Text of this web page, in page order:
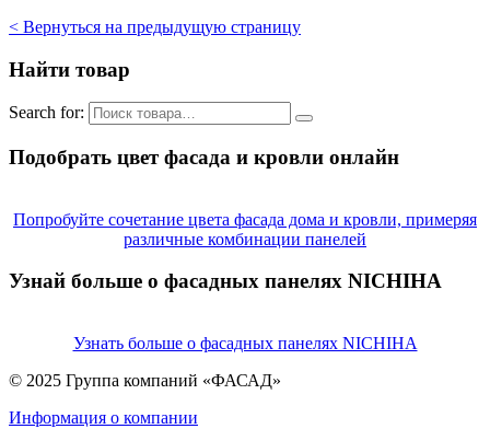
< Вернуться на предыдущую страницу
Найти товар
Search for:
Подобрать цвет фасада и кровли онлайн
Попробуйте сочетание цвета фасада дома и кровли, примеряя
различные комбинации панелей
Узнай больше о фасадных панелях NICHIHA
Узнать больше о фасадных панелях NICHIHA
© 2025 Группа компаний «ФАСАД»
Информация о компании